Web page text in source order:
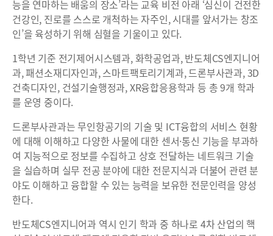
능을 연마하는 배움의 장소’라는 교육 비전 아래 ‘심신이 건전한
건강인, 진로를 스스로 개척하는 자주인, 시대를 앞서가는 창조
인’을 육성하기 위해 심혈을 기울이고 있다.
1학년 기준 전기제어시스템과, 화학공업과, 반도체CS엔지니어
과, 패션소재디자인과, 스마트팩토리기계과, 드론부사관과, 3D
건축디자인, 건설기술행정과, XR융합응용학과 등 총 9개 학과
를 운영 중이다.
드론부사관과는 무인항공기의 기술 및 ICT융합의 서비스 현황
에 대해 이해하고 다양한 사물에 대한 센서·통신 기능을 부과하
여 지능적으로 정보를 수집하고 상호 전달하는 네트워크 기술
을 실습하며 실무 전공 분야에 대한 전문지식과 더불어 관련 분
야도 이해하고 융합할 수 있는 능력을 보유한 전문인력을 양성
한다.
반도체CS엔지니어과 역시 인기 학과 중 하나로 4차 산업의 핵